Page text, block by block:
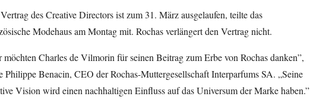
des Creative Directors ist zum 31. März ausgelaufen, teilte das
Modehaus am Montag mit. Rochas verlängert den Vertrag nicht.
möchten Charles de Vilmorin für seinen Beitrag zum Erbe von Rochas danken”,
Philippe Benacin, CEO der Rochas-Muttergesellschaft Interparfums SA. „Seine
Vision wird einen nachhaltigen Einfluss auf das Universum der Marke haben.”